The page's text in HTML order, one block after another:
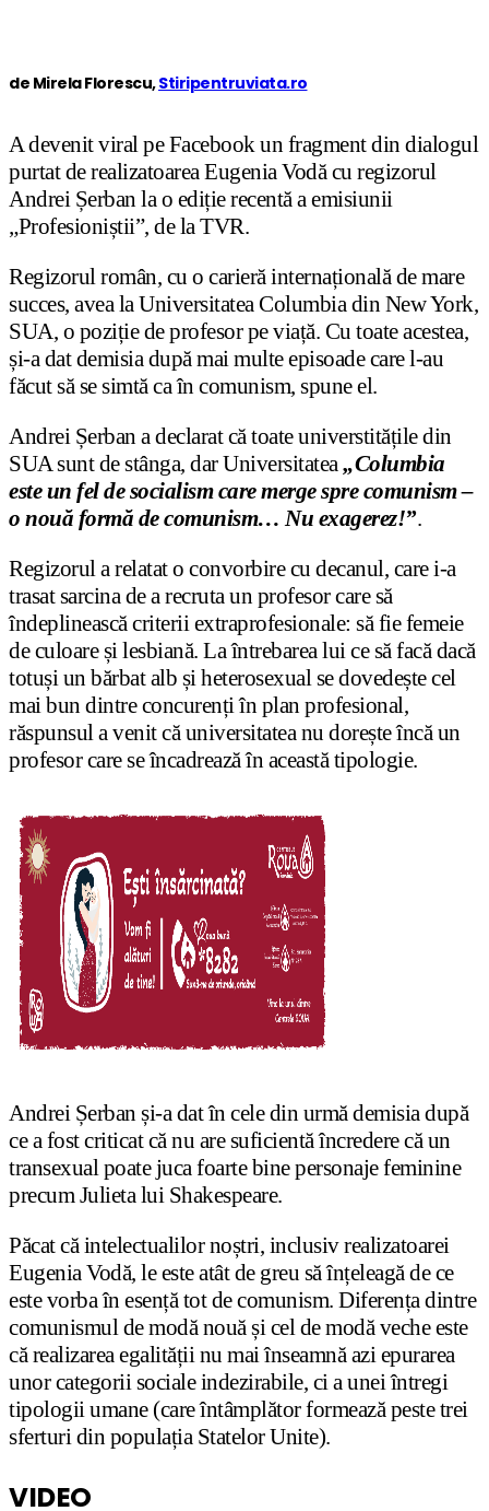
de Mirela Florescu,Stiripentruviata.ro
A devenit viral pe Facebook un fragment din dialogul
purtat de realizatoarea Eugenia Vodă cu regizorul
Andrei Șerban la o ediție recentă a emisiunii
„Profesioniștii”, de la TVR.
Regizorul român, cu o carieră internațională de mare
succes, avea la Universitatea Columbia din New York,
SUA, o poziție de profesor pe viață. Cu toate acestea,
și-a dat demisia după mai multe episoade care l-au
făcut să se simtă ca în comunism, spune el.
Andrei Șerban a declarat că toate universtitățile din
SUA sunt de stânga, dar Universitatea „Columbia
este un fel de socialism care merge spre comunism –
o nouă formă de comunism… Nu exagerez!”.
Regizorul a relatat o convorbire cu decanul, care i-a
trasat sarcina de a recruta un profesor care să
îndeplinească criterii extraprofesionale: să fie femeie
de culoare și lesbiană. La întrebarea lui ce să facă dacă
totuși un bărbat alb și heterosexual se dovedește cel
mai bun dintre concurenți în plan profesional,
răspunsul a venit că universitatea nu dorește încă un
profesor care se încadrează în această tipologie.
Andrei Șerban și-a dat în cele din urmă demisia după
ce a fost criticat că nu are suficientă încredere că un
transexual poate juca foarte bine personaje feminine
precum Julieta lui Shakespeare.
Păcat că intelectualilor noștri, inclusiv realizatoarei
Eugenia Vodă, le este atât de greu să înțeleagă de ce
este vorba în esență tot de comunism. Diferența dintre
comunismul de modă nouă și cel de modă veche este
că realizarea egalității nu mai înseamnă azi epurarea
unor categorii sociale indezirabile, ci a unei întregi
tipologii umane (care întâmplător formează peste trei
sferturi din populația Statelor Unite).
VIDEO